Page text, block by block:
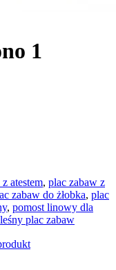
1
atestem, plac zabaw z
zabaw do żłobka, plac
, pomost linowy dla
leśny plac zabaw